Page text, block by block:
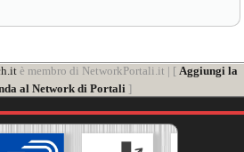
è membro di NetworkPortali.it | [ Aggiungi la
al Network di Portali]